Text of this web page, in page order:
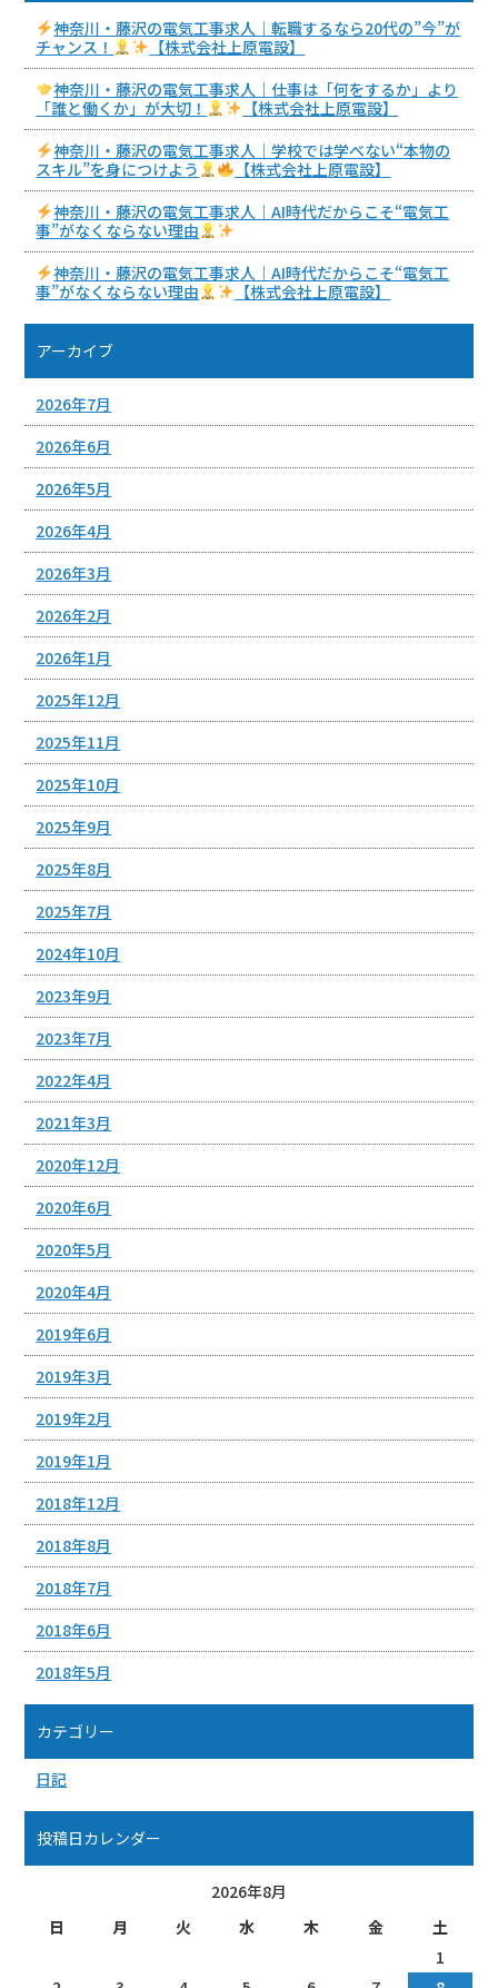
神奈川・藤沢の電気工事求人｜転職するなら20代の”今”が
チャンス！
【株式会社上原電設】
神奈川・藤沢の電気工事求人｜仕事は「何をするか」より
「誰と働くか」が大切！
【株式会社上原電設】
神奈川・藤沢の電気工事求人｜学校では学べない“本物の
スキル”を身につけよう
【株式会社上原電設】
神奈川・藤沢の電気工事求人｜AI時代だからこそ“電気工
事”がなくならない理由
神奈川・藤沢の電気工事求人｜AI時代だからこそ“電気工
事”がなくならない理由
【株式会社上原電設】
アーカイブ
2026年7月
2026年6月
2026年5月
2026年4月
2026年3月
2026年2月
2026年1月
2025年12月
2025年11月
2025年10月
2025年9月
2025年8月
2025年7月
2024年10月
2023年9月
2023年7月
2022年4月
2021年3月
2020年12月
2020年6月
2020年5月
2020年4月
2019年6月
2019年3月
2019年2月
2019年1月
2018年12月
2018年8月
2018年7月
2018年6月
2018年5月
カテゴリー
日記
投稿日カレンダー
2026年8月
日
月 火 水 木 金
土
1